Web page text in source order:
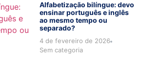
Alfabetização bilíngue: devo
ensinar português e inglês
ao mesmo tempo ou
separado?
4 de fevereiro de 2026
Sem categoria